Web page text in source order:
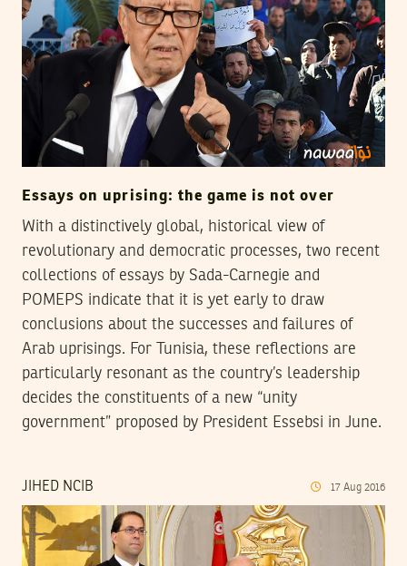
Essays on uprising: the game is not over
With a distinctively global, historical view of
revolutionary and democratic processes, two recent
collections of essays by Sada-Carnegie and
POMEPS indicate that it is yet early to draw
conclusions about the successes and failures of
Arab uprisings. For Tunisia, these reflections are
particularly resonant as the country’s leadership
decides the constituents of a new “unity
government” proposed by President Essebsi in June.
JIHED NCIB 17 Aug 2016